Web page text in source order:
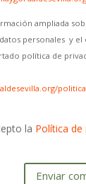
ampliada
personales y el
política de
la Política de
Enviar